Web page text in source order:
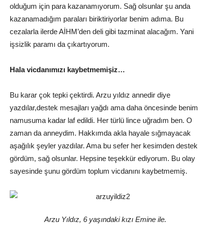
olduğum için para kazanamıyorum. Sağ olsunlar şu anda
kazanamadığım paraları biriktiriyorlar benim adıma. Bu
cezalarla ilerde AİHM’den deli gibi tazminat alacağım. Yani
işsizlik paramı da çıkartıyorum.
Hala vicdanımızı kaybetmemişiz…
Bu karar çok tepki çektirdi. Arzu yıldız annedir diye
yazdılar,destek mesajları yağdı ama daha öncesinde benim
namusuma kadar laf edildi. Her türlü lince uğradım ben. O
zaman da anneydim. Hakkımda akla hayale sığmayacak
aşağılık şeyler yazdılar. Ama bu sefer her kesimden destek
gördüm, sağ olsunlar. Hepsine teşekkür ediyorum. Bu olay
sayesinde şunu gördüm toplum vicdanını kaybetmemiş.
Arzu Yıldız, 6 yaşındaki kızı Emine ile.